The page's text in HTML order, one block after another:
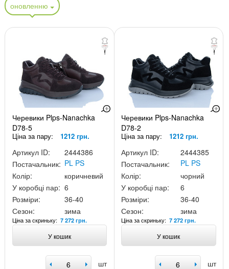
оновленню
Черевики Plps-Nanachka
D78-5
Ціна за пару: 1212 грн.
Артикул ID:
2444386
Постачальник: PL PS
Колір:
коричневий
У коробці пар: 6
Розміри:
36-40
Сезон:
зима
Ціна за скриньку: 7 272 грн.
У кошик
шт
Черевики Plps-Nanachka
D78-2
Ціна за пару: 1212 грн.
Артикул ID:
2444385
Постачальник:
PL PS
Колір:
чорний
У коробці пар:
6
Розміри:
36-40
Сезон:
зима
Ціна за скриньку:7 272 грн.
У кошик
шт